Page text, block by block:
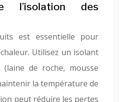
l’isolation des
est essentielle pour
Utilisez un isolant
de roche, mousse
la température de
peut réduire les pertes